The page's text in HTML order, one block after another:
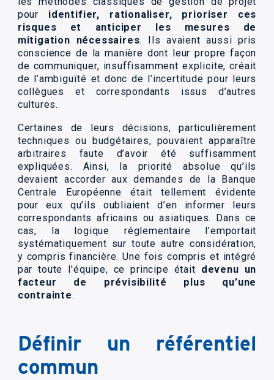
pour identifier, rationaliser, prioriser ces
risques et anticiper les mesures de
mitigation nécessaires. Ils avaient aussi pris
conscience de la manière dont leur propre façon
de communiquer, insuffisamment explicite, créait
de l’ambiguïté et donc de l’incertitude pour leurs
collègues et correspondants issus d’autres
cultures.
Certaines de leurs décisions, particulièrement
techniques ou budgétaires, pouvaient apparaître
arbitraires faute d’avoir été suffisamment
expliquées. Ainsi, la priorité absolue qu’ils
devaient accorder aux demandes de la Banque
Centrale Européenne était tellement évidente
pour eux qu’ils oubliaient d’en informer leurs
correspondants africains ou asiatiques. Dans ce
cas, la logique réglementaire l’emportait
systématiquement sur toute autre considération,
y compris financière. Une fois compris et intégré
par toute l'équipe, ce principe était devenu un
facteur de prévisibilité plus qu’une
contrainte.
Définir un référentiel
commun